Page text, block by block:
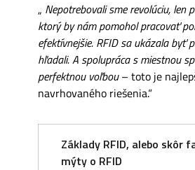
„ Nepotrebovali sme revolúciu, len
ktorý by nám pomohol pracovať
efektívnejšie. RFID sa ukázala byť
hľadali. A spolupráca s miestnou
perfektnou voľbou– toto je
navrhovaného riešenia.“
Základy RFID, alebo skôr
mýty o RFID